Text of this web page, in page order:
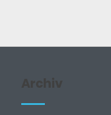
Archiv